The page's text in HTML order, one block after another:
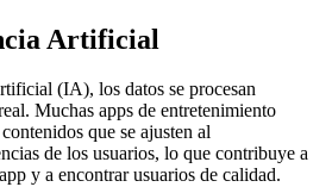
Artificial
(IA), los datos se procesan
Muchas apps de entretenimiento
que se ajusten al
de los usuarios, lo que contribuye a
y a encontrar usuarios de calidad.